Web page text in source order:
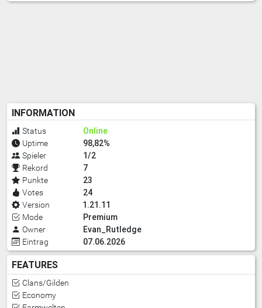
INFORMATION
Status Online
Uptime 98,82%
Spieler 1/2
Rekord 7
Punkte 23
Votes 24
Version 1.21.11
Mode Premium
Owner Evan_Rutledge
Eintrag 07.06.2026
FEATURES
Clans/Gilden
Economy